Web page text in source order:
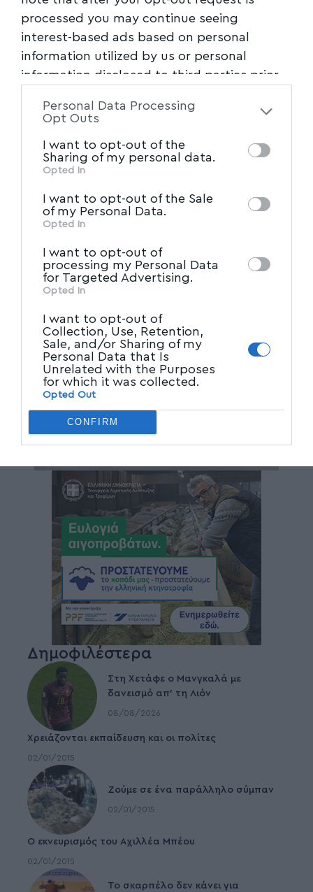
processed you may continue seeing
interest-based ads based on personal
information utilized by us or personal
information disclosed to third parties prior
of the further disclosure of your personal
of downstream participants. This
information may also be disclosed by us to
Participantsthat may further disclose it to
other third parties.
Personal Data Processing
Opt Outs
I want to opt-out of the
Sharing of my personal data.
Opted In
I want to opt-out of the Sale
of my Personal Data.
Opted In
I want to opt-out of
processing my Personal Data
for Targeted Advertising.
Opted In
I want to opt-out of
Collection, Use, Retention,
Sale, and/or Sharing of my
Personal Data that Is
Unrelated with the Purposes
for which it was collected.
Opted Out
CONFIRM
Δημοφιλέστερα
Στη Χετάφε ο Μανγκαλά με
δανεισμό απ’ τη Λιόν
08/08/2026
Χρειάζονται εκπαίδευση και οι πολίτες
02/01/2015
Ζούμε σε ένα παράλληλο σύμπαν
02/01/2015
Ο εκνευρισμός του Αχιλλέα Μπέου
02/01/2015
To σκαρπέλο δεν κάνει για